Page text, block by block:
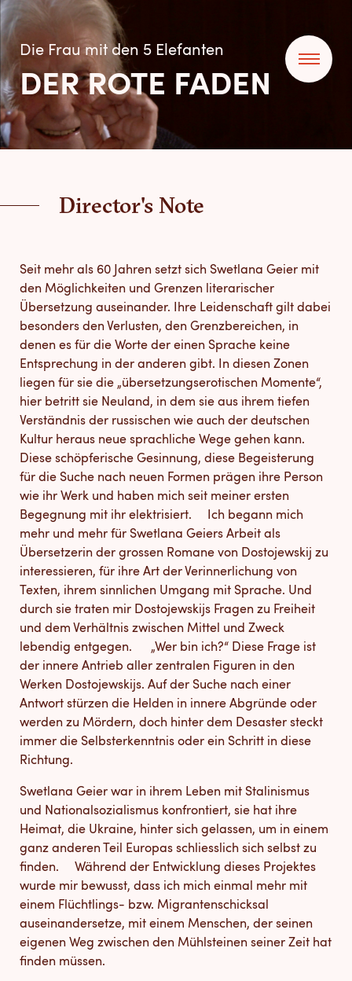
Die Frau mit den 5 Elefanten
DER ROTE FADEN
Director's Note
Seit mehr als 60 Jahren setzt sich Swetlana Geier mit
den Möglichkeiten und Grenzen literarischer
Übersetzung auseinander. Ihre Leidenschaft gilt dabei
besonders den Verlusten, den Grenzbereichen, in
denen es für die Worte der einen Sprache keine
Entsprechung in der anderen gibt. In diesen Zonen
liegen für sie die „übersetzungserotischen Momente“,
hier betritt sie Neuland, in dem sie aus ihrem tiefen
Verständnis der russischen wie auch der deutschen
Kultur heraus neue sprachliche Wege gehen kann.
Diese schöpferische Gesinnung, diese Begeisterung
für die Suche nach neuen Formen prägen ihre Person
wie ihr Werk und haben mich seit meiner ersten
Begegnung mit ihr elektrisiert. Ich begann mich
mehr und mehr für Swetlana Geiers Arbeit als
Übersetzerin der grossen Romane von Dostojewskij zu
interessieren, für ihre Art der Verinnerlichung von
Texten, ihrem sinnlichen Umgang mit Sprache. Und
durch sie traten mir Dostojewskijs Fragen zu Freiheit
und dem Verhältnis zwischen Mittel und Zweck
lebendig entgegen. „Wer bin ich?“ Diese Frage ist
der innere Antrieb aller zentralen Figuren in den
Werken Dostojewskijs. Auf der Suche nach einer
Antwort stürzen die Helden in innere Abgründe oder
werden zu Mördern, doch hinter dem Desaster steckt
immer die Selbsterkenntnis oder ein Schritt in diese
Richtung.
Swetlana Geier war in ihrem Leben mit Stalinismus
und Nationalsozialismus konfrontiert, sie hat ihre
Heimat, die Ukraine, hinter sich gelassen, um in einem
ganz anderen Teil Europas schliesslich sich selbst zu
finden. Während der Entwicklung dieses Projektes
wurde mir bewusst, dass ich mich einmal mehr mit
einem Flüchtlings- bzw. Migrantenschicksal
auseinandersetze, mit einem Menschen, der seinen
eigenen Weg zwischen den Mühlsteinen seiner Zeit hat
finden müssen.